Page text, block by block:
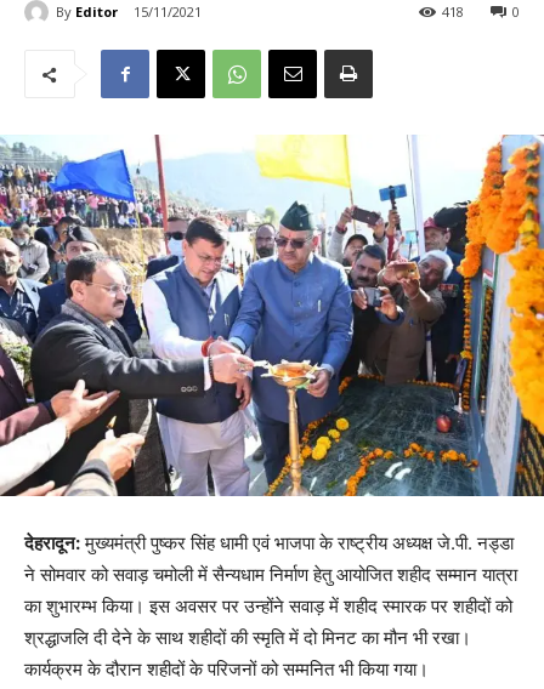
By Editor 15/11/2021 0
418
देहरादून:मुख्यमंत्री पुष्कर सिंह धामी एवं भाजपा के राष्ट्रीय अध्यक्ष जे.पी. नड्डा
ने सोमवार को सवाड़ चमोली में सैन्यधाम निर्माण हेतु आयोजित शहीद सम्मान यात्रा
का शुभारम्भ किया। इस अवसर पर उन्होंने सवाड़ में शहीद स्मारक पर शहीदों को
श्रद्धाजलि दी देने के साथ शहीदों की स्मृति में दो मिनट का मौन भी रखा।
कार्यक्रम के दौरान शहीदों के परिजनों को सम्मनित भी किया गया।